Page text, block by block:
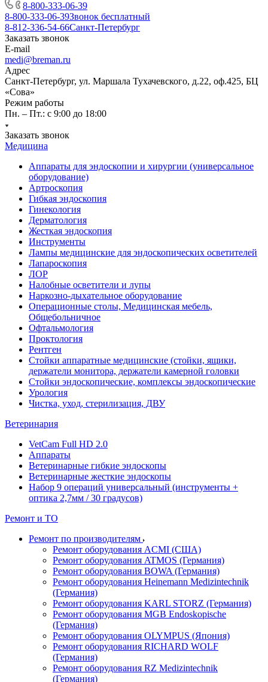
8-800-333-06-39
8-800-333-06-39Звонок бесплатный
8-812-336-54-66Санкт-Петербург
Заказать звонок
E-mail
medi@breman.ru
Адрес
Санкт-Петербург, ул. Маршала Тухачевского, д.22, оф.425, БЦ
«Сова»
Режим работы
Пн. – Пт.: с 9:00 до 18:00
Заказать звонок
Медицина
Аппараты для эндоскопии и хирургии (универсальное
оборудование)
Артроскопия
Гибкая эндоскопия
Гинекология
Дерматология
Жесткая эндоскопия
Инструменты
Лампы медицинские для эндоскопических осветителей
Лапароскопия
ЛОР
Налобные осветители и лупы
Наркозно-дыхательное оборудование
Операционные столы, Медицинская мебель,
Общебольничное
Офтальмология
Проктология
Рентген
Стойки аппаратные медицинские (стойки, ящики,
держатели монитора, держатели камерной головки
Стойки эндоскопические, комплексы эндоскопические
Урология
Чистка, уход, стерилизация, ДВУ
Ветеринария
VetCam Full HD 2.0
Аппараты
Ветеринарные гибкие эндоскопы
Ветеринарные жесткие эндоскопы
Набор 9 операций универсальный (инструменты +
оптика 2,7мм / 30 градусов)
Ремонт и ТО
Ремонт по производителям
Ремонт оборудования ACMI (США)
Ремонт оборудования ATMOS (Германия)
Ремонт оборудования BOWA (Германия)
Ремонт оборудования Heinemann Medizintechnik
(Германия)
Ремонт оборудования KARL STORZ (Германия)
Ремонт оборудования MGB Endoskopische
(Германия)
Ремонт оборудования OLYMPUS (Япония)
Ремонт оборудования RICHARD WOLF
(Германия)
Ремонт оборудования RZ Medizintechnik
(Германия)